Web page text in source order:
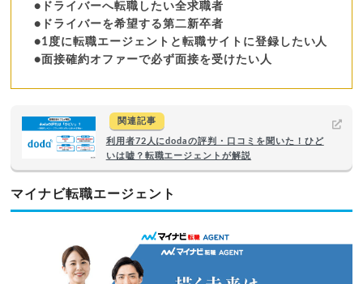
●ドライバーへ転職したい全求職者
●ドライバーを希望する第二新卒者
●1度に転職エージェントと転職サイトに登録したい人
●面接確約オファーで必ず面接を受けたい人
関連記事
利用者72人にdodaの評判・口コミを聞いた！ひど
いは嘘？転職エージェントが解説
マイナビ転職エージェント